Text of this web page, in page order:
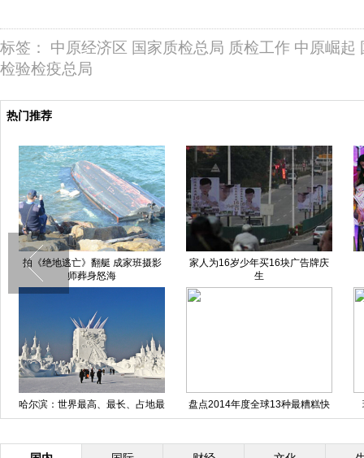
标签： 中原经济区 国家质检总局 质检工作 中原崛起
检验检疫总局
热门推荐
拍《绝地逃亡》翻艇 成家班摄影
师葬身怒海
家人为16岁少年买16块广告牌庆
生
哈尔滨：世界最高、最长、占地最
大的大型雪塑完工
盘点2014年度全球13种最糟糕快
餐